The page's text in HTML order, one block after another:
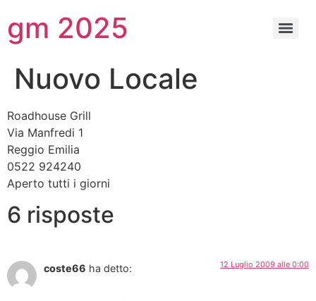
gm 2025
Nuovo Locale
Roadhouse Grill
Via Manfredi 1
Reggio Emilia
0522 924240
Aperto tutti i giorni
6 risposte
coste66 ha detto: 12 Luglio 2009 alle 0:00